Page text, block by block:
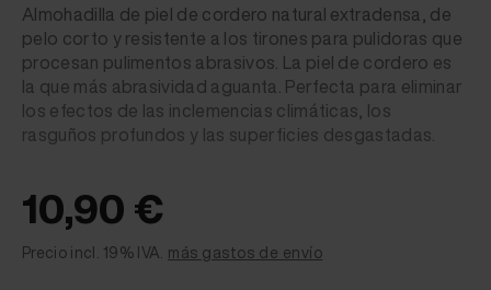
Almohadilla de piel de cordero natural extradensa, de
pelo corto y resistente a los tirones para pulidoras que
procesan pulimentos abrasivos. La piel de cordero es
la que más abrasividad aguanta. Perfecta para eliminar
los efectos de las inclemencias climáticas, los
rasguños profundos y las superficies desgastadas.
10,90 €
Precio incl. 19% IVA. más gastos de envío